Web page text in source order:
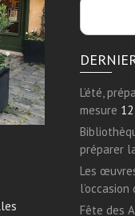
L’été,
mesure
préparer
Les
Fête des